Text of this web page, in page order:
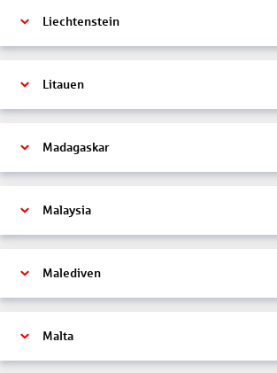
Liechtenstein
Litauen
Madagaskar
Malaysia
Malediven
Malta